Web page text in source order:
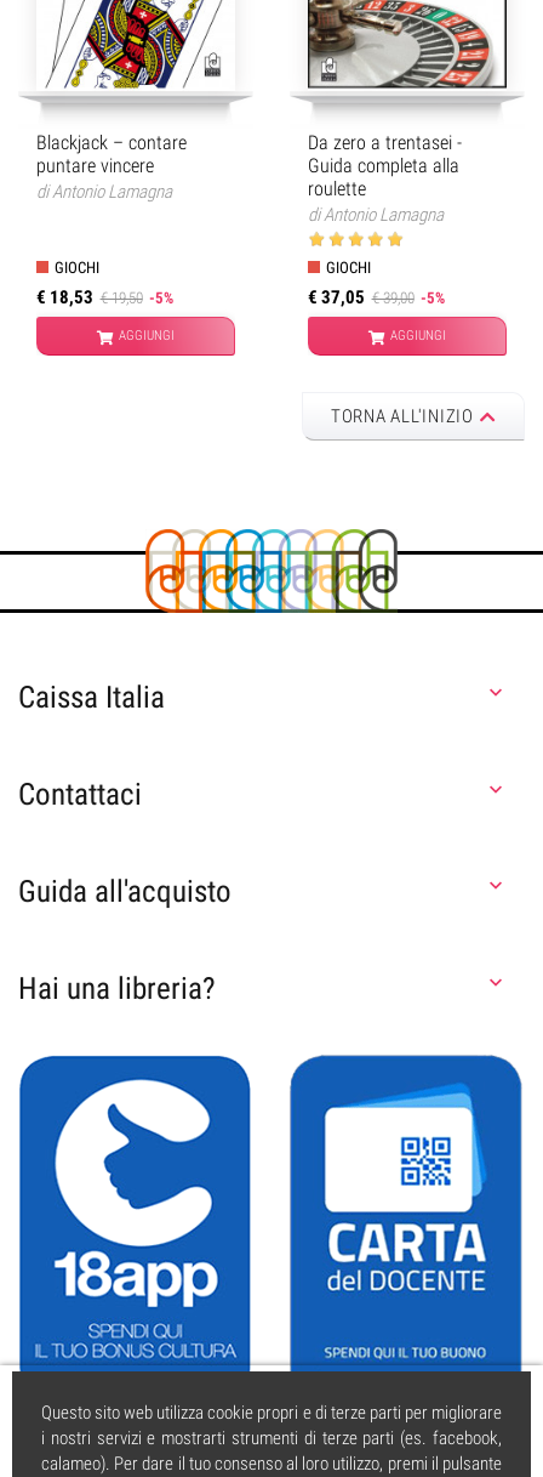
Questo sito web utilizza cookie propri e di terze parti per migliorare
i nostri servizi e mostrarti strumenti di terze parti (es. facebook,
calameo). Per dare il tuo consenso al loro utilizzo, premi il pulsante
Blackjack – contare
puntare vincere
diAntonio Lamagna
GIOCHI
€ 18,53 € 19,50 -5%
AGGIUNGI
Da zero a trentasei -
Guida completa alla
roulette
diAntonio Lamagna
GIOCHI
€ 37,05 € 39,00 -5%
AGGIUNGI
TORNA ALL'INIZIO
Caissa Italia 
Contattaci 
Guida all'acquisto 
Hai una libreria? 